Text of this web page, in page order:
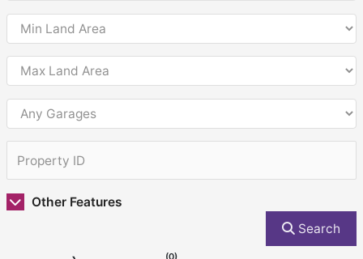
Other Features
Search